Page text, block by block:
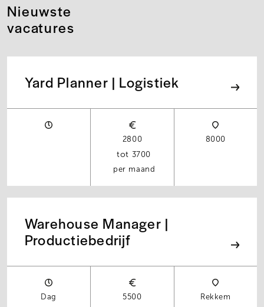
Nieuwste
vacatures
Yard Planner | Logistiek
2800
3700
per maand
8000
Warehouse Manager |
Productiebedrijf
Dag
5500
Rekkem